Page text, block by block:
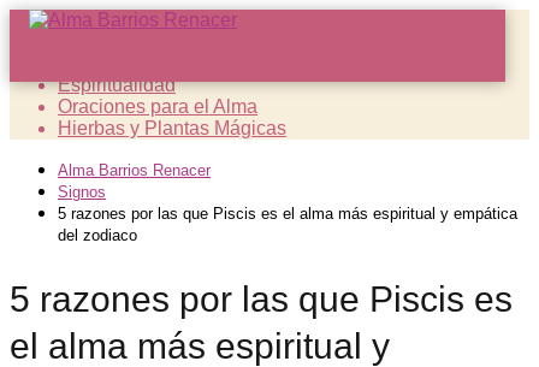
Espiritualidad
Oraciones para el Alma
Hierbas y Plantas Mágicas
Alma Barrios Renacer
Signos
5 razones por las que Piscis es el alma más espiritual y empática
del zodiaco
5 razones por las que Piscis es
el alma más espiritual y